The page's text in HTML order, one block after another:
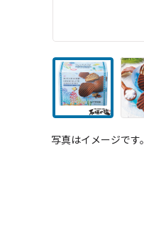
写真はイメージです。